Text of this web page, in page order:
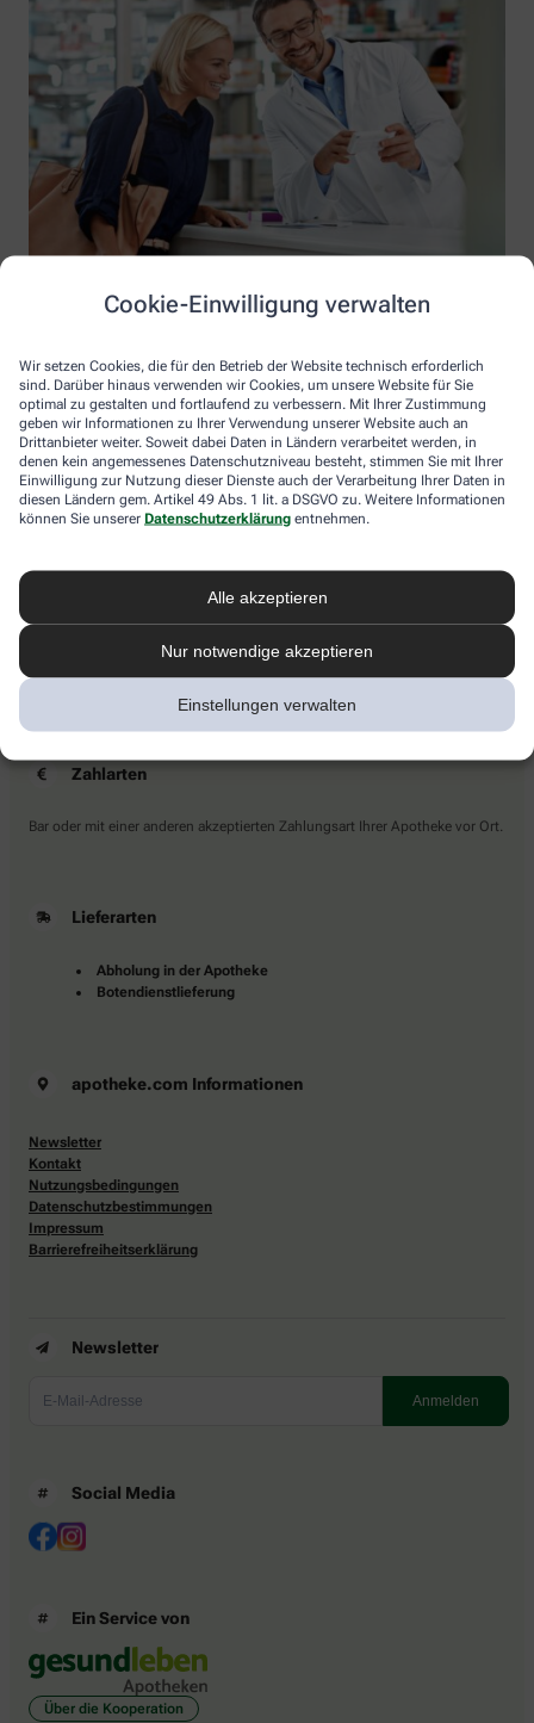
Cookie-Einwilligung verwalten
Wir setzen Cookies, die für den Betrieb der Website technisch erforderlich
sind. Darüber hinaus verwenden wir Cookies, um unsere Website für Sie
optimal zu gestalten und fortlaufend zu verbessern. Mit Ihrer Zustimmung
geben wir Informationen zu Ihrer Verwendung unserer Website auch an
Drittanbieter weiter. Soweit dabei Daten in Ländern verarbeitet werden, in
denen kein angemessenes Datenschutzniveau besteht, stimmen Sie mit Ihrer
Einwilligung zur Nutzung dieser Dienste auch der Verarbeitung Ihrer Daten in
diesen Ländern gem. Artikel 49 Abs. 1 lit. a DSGVO zu. Weitere Informationen
können Sie unserer Datenschutzerklärung entnehmen.
Alle akzeptieren
Nur notwendige akzeptieren
Einstellungen verwalten
Information der Apotheke im Kaufland Körne
Apotheke im Kaufland Körne
Inhaber: Juliette Kokkinogoulis
44143 Dortmund
Kontaktieren Sie uns direkt.
Zahlarten
Bar oder mit einer anderen akzeptierten Zahlungsart Ihrer Apotheke vor Ort.
Lieferarten
Abholung in der Apotheke
Botendienstlieferung
apotheke.com Informationen
Newsletter
Kontakt
Nutzungsbedingungen
Datenschutzbestimmungen
Impressum
Barrierefreiheitserklärung
Newsletter
Social Media
Ein Service von
Über die Kooperation